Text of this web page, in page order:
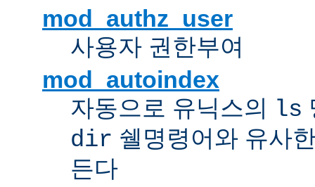
mod_authz_user
사용자 권한부여
mod_autoindex
자동으로 유닉스의 ls
dir 쉘명령어와 유사
든다